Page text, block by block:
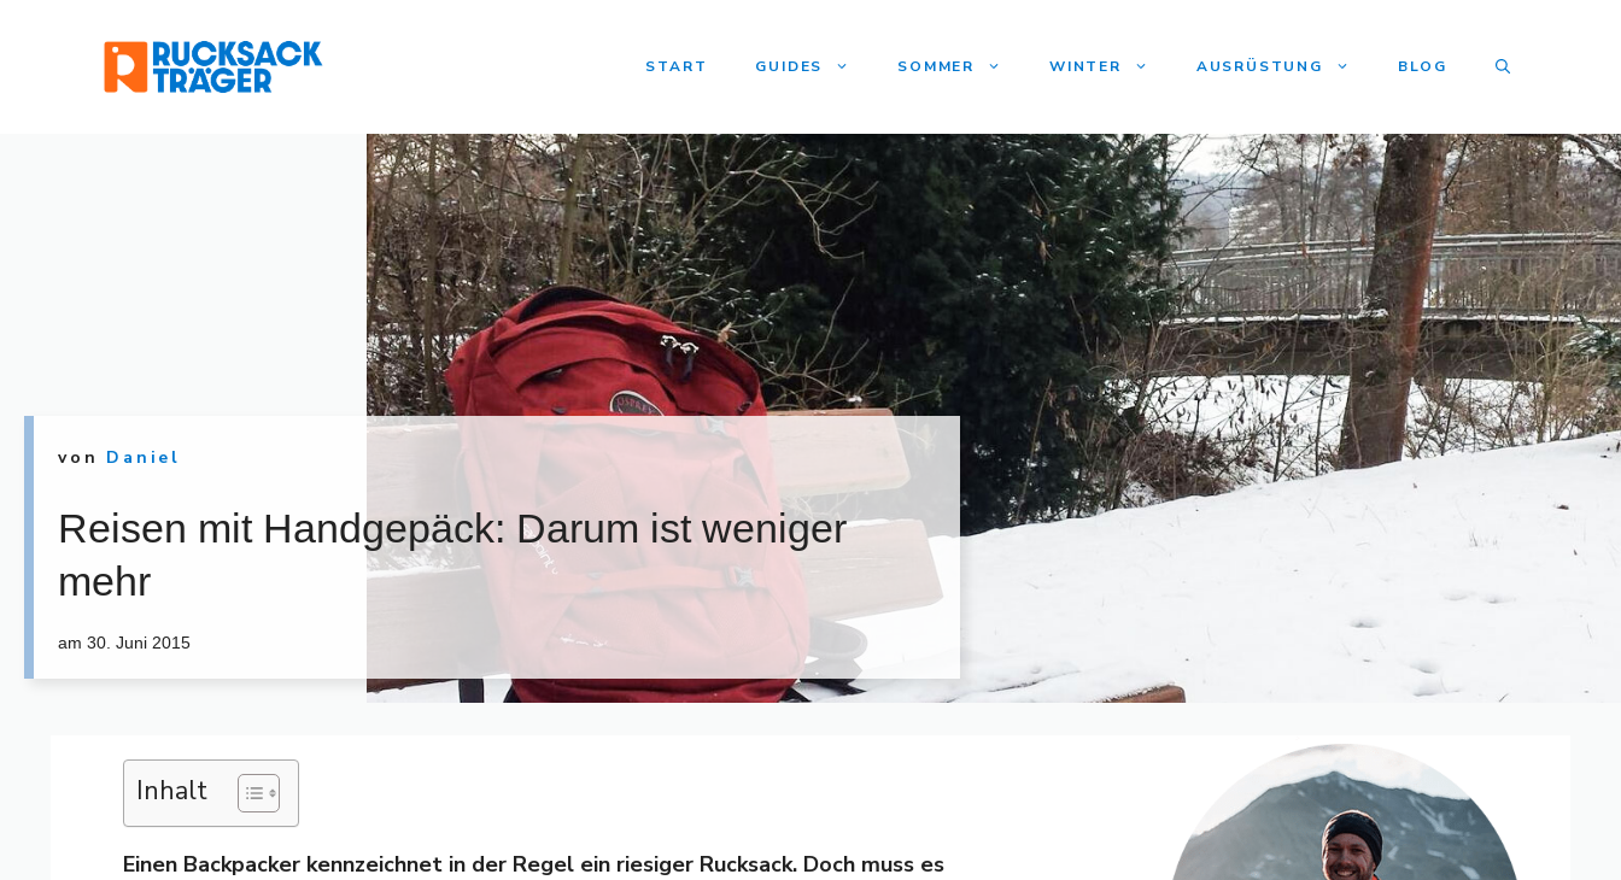
START GUIDES SOMMER WINTER AUSRÜSTUNG BLOG
von Daniel
Reisen mit Handgepäck: Darum ist weniger
mehr
am 30. Juni 2015
Inhalt
Einen Backpacker kennzeichnet in der Regel ein riesiger Rucksack. Doch muss es